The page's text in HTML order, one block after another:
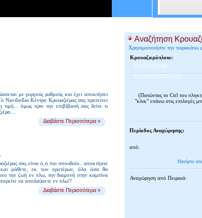
με γοργούς ρυθμούς και έχει αποκτήσει
Navihellas Κέντρο Κρουαζιέρας σας προτείνει
τιμή... όμως πριν την επιβίβασή σας δείτε τι
Διαβάστε Περισσότερα »
σας είναι ό,τι πιο σπουδαίο.. αποκτήστε
μάθετε, εκ των προτέρων, όλα όσα θα
την ζωή εν πλω, την διαμονή στην καμπίνα
να απολαύσετε εν πλω!!
Διαβάστε Περισσότερα »
Αναζήτηση
Χρησιμοποιήστε την παρακάτω
Κρουαζιερόπλοιο:
Ανεξαρτήτως
Κρουαζιερόπλοιου
(Πατώντας το Ctrl του
"κλικ" επάνω στις επιλογές
Περίοδος Αναχώρησης:
από:
Πατήστε
Αναχώρηση από Πειραιά: